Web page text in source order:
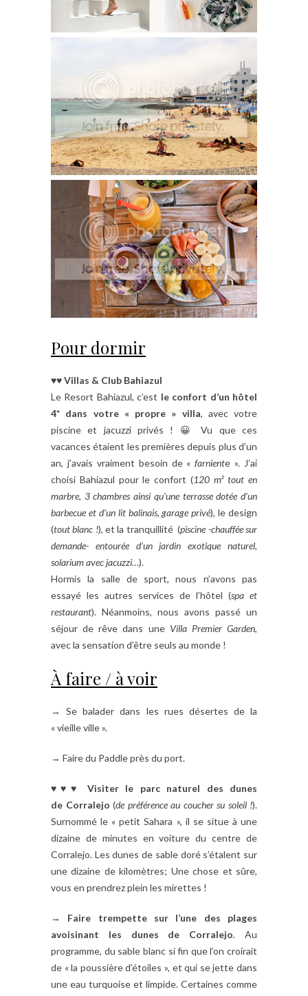
Pour dormir
♥♥Villas & Club Bahiazul
Le Resort Bahiazul, c’est le confort d’un hôtel
4* dans votre « propre » villa, avec votre
piscine et jacuzzi privés ! 😀 Vu que ces
vacances étaient les premières depuis plus d’un
an, j’avais vraiment besoin de «farniente ». J’ai
choisi Bahiazul pour le confort (120 m² tout en
marbre, 3 chambres ainsi qu’une terrasse dotée d’un
barbecue et d’un lit balinais, garage privé), le design
(tout blanc !), et la tranquillité (piscine -chauffée sur
demande- entourée d’un jardin exotique naturel,
solarium avec jacuzzi…).
Hormis la salle de sport, nous n’avons pas
essayé les autres services de l’hôtel (spa et
restaurant). Néanmoins, nous avons passé un
séjour de rêve dans une Villa Premier Garden,
avec la sensation d’être seuls au monde !
À faire / à voir
→ Se balader dans les rues désertes de la
« vieille ville ».
→ Faire du Paddle près du port.
♥♥♥ Visiter le parc naturel des dunes
de Corralejo (de préférence au coucher su soleil !).
Surnommé le « petit Sahara », il se situe à une
dizaine de minutes en voiture du centre de
Corralejo. Les dunes de sable doré s’étalent sur
une dizaine de kilomètres; Une chose et sûre,
vous en prendrez plein les mirettes !
→ Faire trempette sur l’une des plages
avoisinant les dunes de Corralejo. Au
programme, du sable blanc si fin que l’on croirait
de « la poussière d’étoiles », et qui se jette dans
une eau turquoise et limpide. Certaines comme